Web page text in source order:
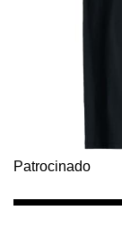
Patrocinado